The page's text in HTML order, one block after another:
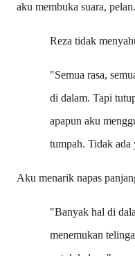
aku membuka suara, pelan.
Reza tidak
"Semua rasa,
di dalam. Tapi
apapun aku
tumpah. Tidak ada
Aku menarik napas
"Banyak hal di
menemukan